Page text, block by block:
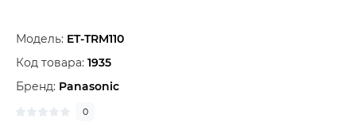
Модель: ET-TRM110
Код товара: 1935
Бренд: Panasonic
0